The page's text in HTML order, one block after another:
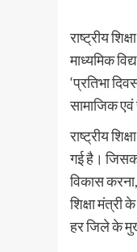
राष्ट्रीय
माध्यमिक
‘प्रतिभा
सामाजिक एवं
राष्ट्रीय
गई है।
विकास
शिक्षा मंत्री
हर जिले के